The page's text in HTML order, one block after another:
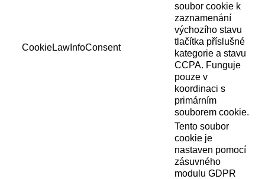
CookieLawInfoConsent
soubor cookie k
zaznamenání
výchozího stavu
tlačítka příslušné
kategorie a stavu
CCPA. Funguje
pouze v
koordinaci s
primárním
souborem cookie.
Tento soubor
cookie je
nastaven pomocí
zásuvného
modulu GDPR